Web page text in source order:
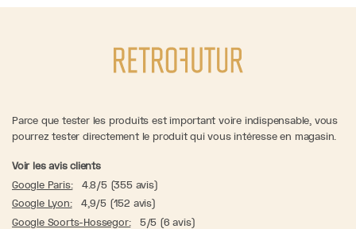
Parce que tester les produits est important voire indispensable, vous
pourrez tester directement le produit qui vous intéresse en magasin.
Voir les avis clients
Google Paris:
4.8/5 (355 avis)
Google Lyon:
4,9/5 (152 avis)
Google Soorts-Hossegor:
5/5 (6 avis)